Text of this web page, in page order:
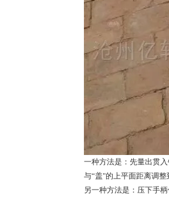
一种方法是：先量出贯
与“盖"的上平面距离调
另一种方法是：压下手